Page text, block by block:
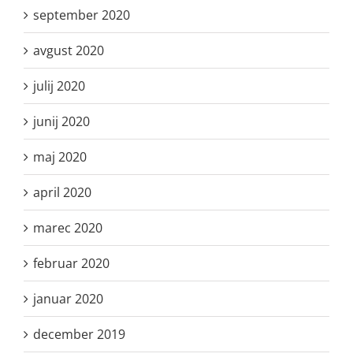
september 2020
avgust 2020
julij 2020
junij 2020
maj 2020
april 2020
marec 2020
februar 2020
januar 2020
december 2019